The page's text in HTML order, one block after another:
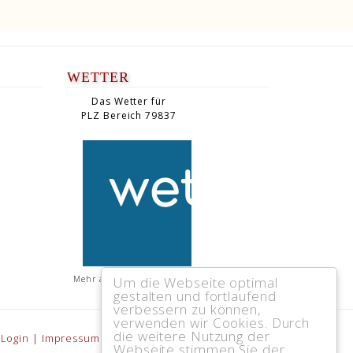
Um die Webseite optimal
gestalten und fortlaufend
verbessern zu können,
verwenden wir Cookies. Durch
die weitere Nutzung der
WETTER
Das Wetter für
PLZ Bereich 79837
Mehr auf wetteronline.de
Login | Impressum Sitemap|Kontakt|Datenschutz